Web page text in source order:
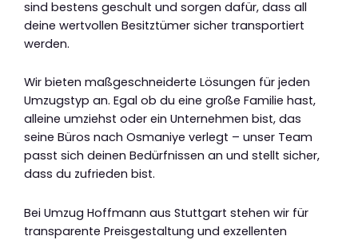
sind bestens geschult und sorgen dafür, dass all
deine wertvollen Besitztümer sicher transportiert
werden.
Wir bieten maßgeschneiderte Lösungen für jeden
Umzugstyp an. Egal ob du eine große Familie hast,
alleine umziehst oder ein Unternehmen bist, das
seine Büros nach Osmaniye verlegt – unser Team
passt sich deinen Bedürfnissen an und stellt sicher,
dass du zufrieden bist.
Bei Umzug Hoffmann aus Stuttgart stehen wir für
transparente Preisgestaltung und exzellenten